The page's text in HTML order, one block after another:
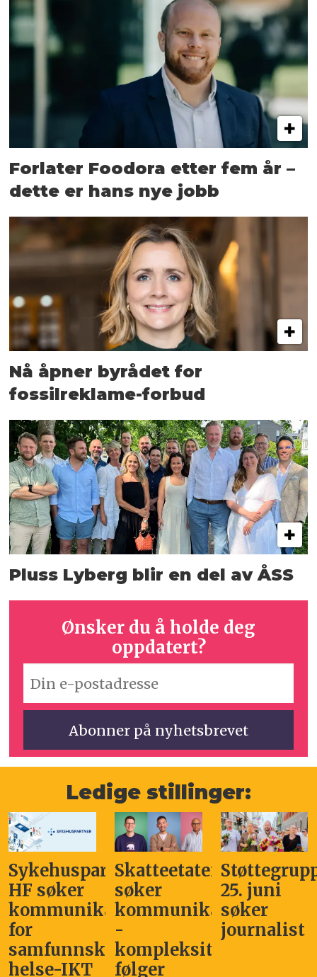
Forlater Foodora etter fem år –
dette er hans nye jobb
Nå åpner byrådet for
fossilreklame-forbud
Pluss Lyberg blir en del av ÅSS
Ønsker du å holde deg
oppdatert?
Ledige stillinger:
Sykehuspartner
HF søker
kommunikasjonssjef
for
samfunnskritisk
helse-IKT
Skatteetaten
søker
kommunikasjonsleder
-
kompleksitet
følger
25. juni
søker
journalist